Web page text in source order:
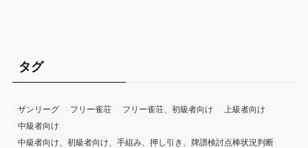
タグ
ザンリーグ フリー雀荘 フリー雀荘、初級者向け
上級者向け
中級者向け
中級者向け、初級者向け、手組み、押し引き、牌譜検討点棒状況判断